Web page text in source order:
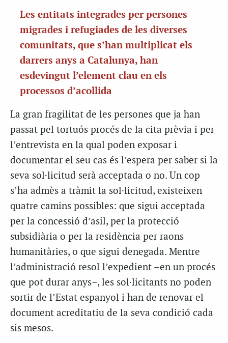
Les entitats integrades per persones
migrades i refugiades de les diverses
comunitats, que s’han multiplicat els
darrers anys a Catalunya, han
esdevingut l’element clau en els
processos d’acollida
La gran fragilitat de les persones que ja han
passat pel tortuós procés de la cita prèvia i per
l’entrevista en la qual poden exposar i
documentar el seu cas és l’espera per saber si la
seva sol·licitud serà acceptada o no. Un cop
s’ha admès a tràmit la sol·licitud, existeixen
quatre camins possibles: que sigui acceptada
per la concessió d’asil, per la protecció
subsidiària o per la residència per raons
humanitàries, o que sigui denegada. Mentre
l’administració resol l’expedient –en un procés
que pot durar anys–, les sol·licitants no poden
sortir de l’Estat espanyol i han de renovar el
document acreditatiu de la seva condició cada
sis mesos.